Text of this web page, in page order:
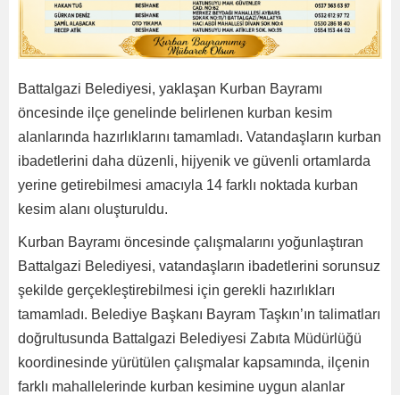
Battalgazi Belediyesi, yaklaşan Kurban Bayramı
öncesinde ilçe genelinde belirlenen kurban kesim
alanlarında hazırlıklarını tamamladı. Vatandaşların kurban
ibadetlerini daha düzenli, hijyenik ve güvenli ortamlarda
yerine getirebilmesi amacıyla 14 farklı noktada kurban
kesim alanı oluşturuldu.
Kurban Bayramı öncesinde çalışmalarını yoğunlaştıran
Battalgazi Belediyesi, vatandaşların ibadetlerini sorunsuz
şekilde gerçekleştirebilmesi için gerekli hazırlıkları
tamamladı. Belediye Başkanı Bayram Taşkın’ın talimatları
doğrultusunda Battalgazi Belediyesi Zabıta Müdürlüğü
koordinesinde yürütülen çalışmalar kapsamında, ilçenin
farklı mahallelerinde kurban kesimine uygun alanlar